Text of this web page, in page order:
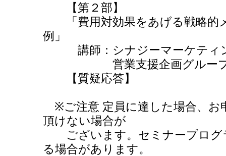
【第２部】
「費用対効果をあげる戦略的
例」
講師：シナジーマーケティン
営業支援企画グループマ
【質疑応答】
※ご注意 定員に達した場合、お
頂けない場合が
ございます。セミナープログ
る場合があります。